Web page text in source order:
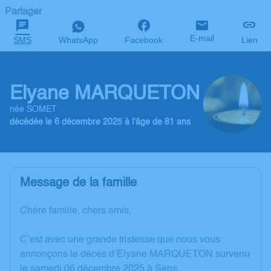
Partager
SMS WhatsApp Facebook E-mail Lien
Elyane MARQUETON
née SOMET
décédée le 6 décembre 2025 à l'âge de 81 ans
Message de la famille
Chère famille, chers amis,
C’est avec une grande tristesse que nous vous
annonçons le décès d’Elyane MARQUETON survenu